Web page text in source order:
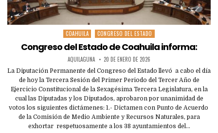
Posted
in
COAHUILA CONGRESO DEL ESTADO
Congreso del Estado de Coahuila informa:
AQUILAGUNA 20 DE ENERO DE 2026
La Diputación Permanente del Congreso del Estado llevó a cabo el día
de hoy la Tercera Sesión del Primer Periodo del Tercer Año de
Ejercicio Constitucional de la Sexagésima Tercera Legislatura, en la
cual las Diputadas y los Diputados, aprobaron por unanimidad de
votos los siguientes dictámenes: 1.- Dictamen con Punto de Acuerdo
de la Comisión de Medio Ambiente y Recursos Naturales, para
exhortar respetuosamente a los 38 ayuntamientos del…